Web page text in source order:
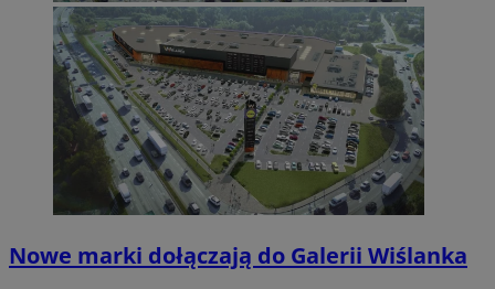
Nowe marki dołączają do Galerii Wiślanka